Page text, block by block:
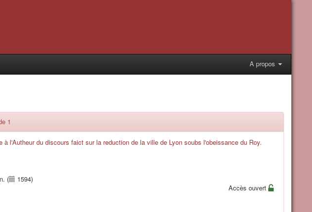
A propos
1
l'Autheur du discours faict sur la reduction de la ville de Lyon soubs l'obeissance du Roy.
(
1594)
Accès ouvert